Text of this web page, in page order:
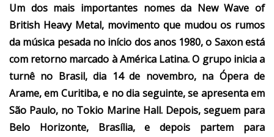
Um dos mais importantes nomes da New Wave of
British Heavy Metal, movimento que mudou os rumos
da música pesada no início dos anos 1980, o Saxon está
com retorno marcado à América Latina. O grupo inicia a
turnê no Brasil, dia 14 de novembro, na Ópera de
Arame, em Curitiba, e no dia seguinte, se apresenta em
São Paulo, no Tokio Marine Hall. Depois, seguem para
Belo Horizonte, Brasília, e depois partem para